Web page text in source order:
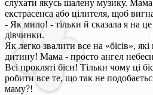
слухати якусь шалену музику.
екстрасенса або цілителя, щоб
- Як мило! - тільки й сказала я на
дівчинки.
Як легко звалити все на «бісів»,
дитину! Мама - просто ангел
Всі прокляті біси! Тільки чому ці
робити все те, що так не
маму?!